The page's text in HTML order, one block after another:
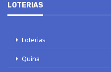
LOTERIAS
Loterias
Quina